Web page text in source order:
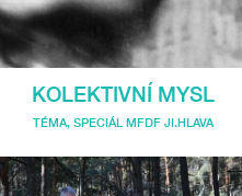
KOLEKTIVNÍ MYSL
TÉMA, SPECIÁL MFDF JI.HLAVA